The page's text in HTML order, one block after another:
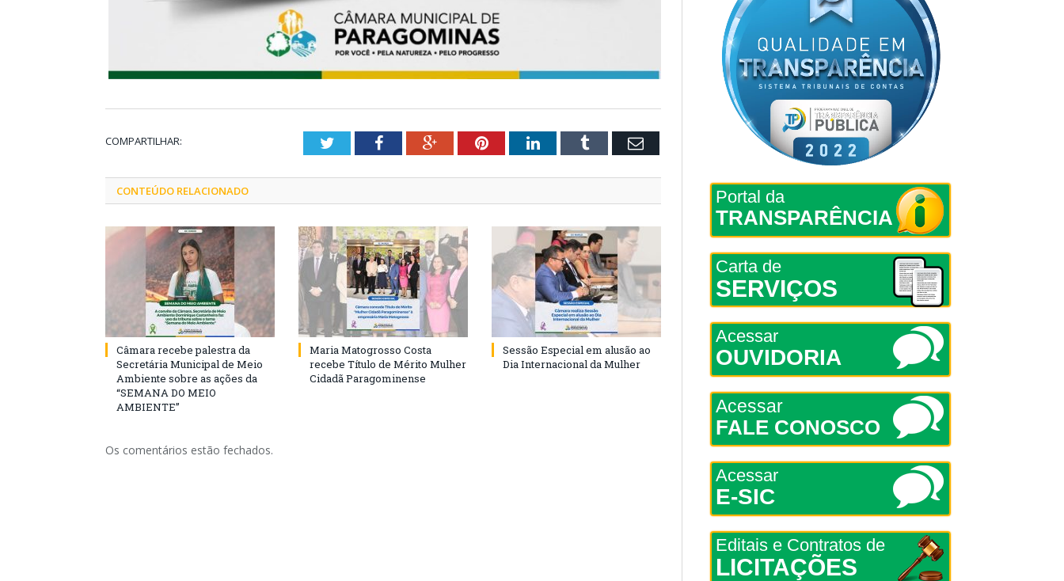
COMPARTILHAR: TwitterFacebookGoogle+PinterestLinkedInTumblr Email
CONTEÚDO RELACIONADO
Câmara recebe palestra da
Secretária Municipal de Meio
Ambiente sobre as ações da
“SEMANA DO MEIO
AMBIENTE”
Maria Matogrosso Costa
recebe Título de Mérito Mulher
Cidadã Paragominense
Sessão Especial em alusão ao
Dia Internacional da Mulher
Os comentários estão fechados.
Portal da
TRANSPARÊNCIA
Carta de
SERVIÇOS
Acessar
OUVIDORIA
Acessar
FALE CONOSCO
Acessar
E-SIC
Editais e Contratos de
LICITAÇÕES